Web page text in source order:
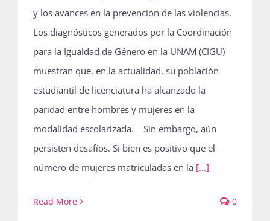
y los avances en la prevención de las violencias.
Los diagnósticos generados por la Coordinación
para la Igualdad de Género en la UNAM (CIGU)
muestran que, en la actualidad, su población
estudiantil de licenciatura ha alcanzado la
paridad entre hombres y mujeres en la
modalidad escolarizada. Sin embargo, aún
persisten desafíos. Si bien es positivo que el
número de mujeres matriculadas en la [...]
Read More 0